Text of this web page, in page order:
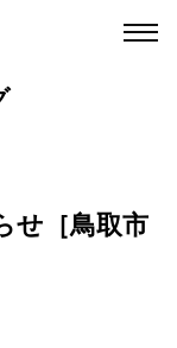
せ［鳥取市